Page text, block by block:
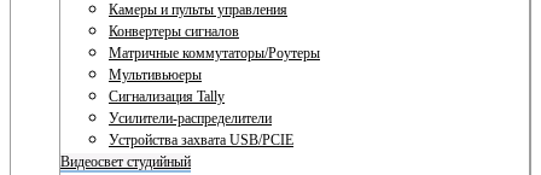
Камеры и пульты управления
Конвертеры сигналов
Матричные коммутаторы/Роутеры
Мультивьюеры
Сигнализация Tally
Усилители-распределители
Устройства захвата USB/PCIE
Видеосвет студийный